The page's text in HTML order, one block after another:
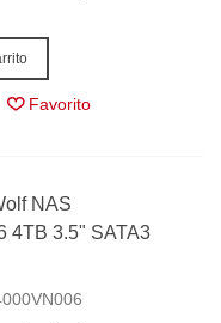
Favorito
NAS
4TB 3.5" SATA3